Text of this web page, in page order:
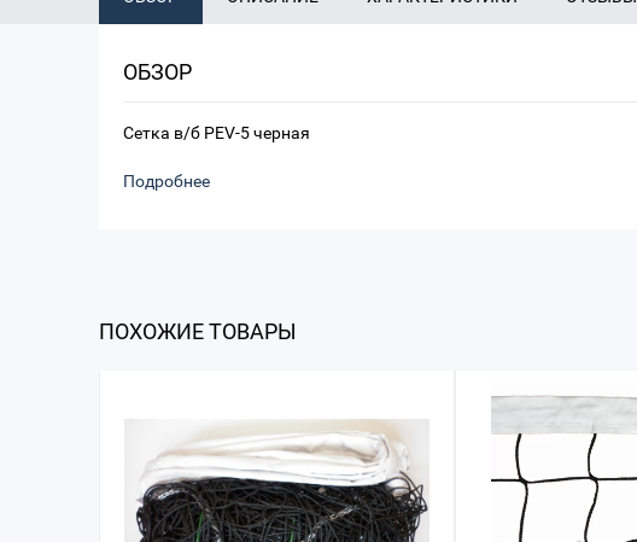
ОБЗОР
Сетка в/б PEV-5 черная
Подробнее
ПОХОЖИЕ ТОВАРЫ